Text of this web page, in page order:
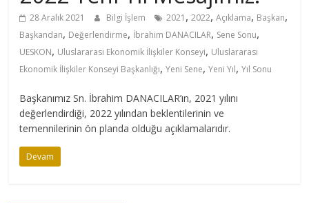
28 Aralık 2021 Bilgi İşlem 2021 ,2022,Açıklama, Başkan,
Başkandan, Değerlendirme, İbrahim DANACILAR, Sene Sonu,
UESKON, Uluslararası Ekonomik İlişkiler Konseyi, Uluslararası
Ekonomik İlişkiler Konseyi Başkanlığı,Yeni Sene,Yeni Yıl,Yıl Sonu
Başkanımız Sn. İbrahim DANACILAR’ın, 2021 yılını
değerlendirdiği, 2022 yılından beklentilerinin ve
temennilerinin ön planda olduğu açıklamalarıdır.
Devam